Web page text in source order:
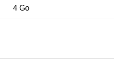
4 Go